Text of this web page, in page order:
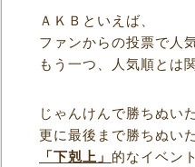
ＡＫＢといえば、
ファンからの投票で人
もう一つ、人気順とは
じゃんけんで勝ちぬい
更に最後まで勝ちぬい
「下剋上」 的なイベント